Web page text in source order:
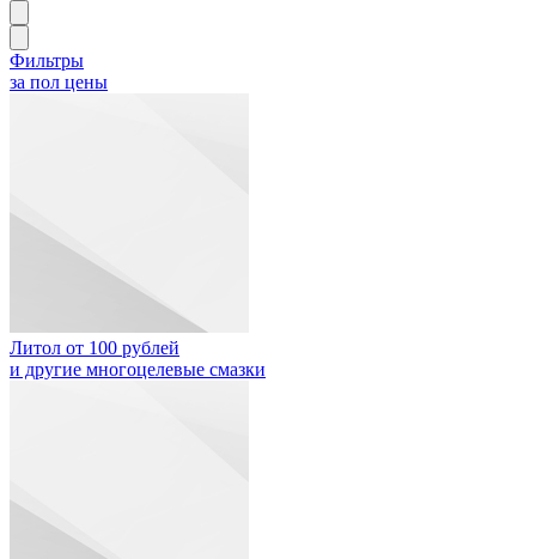
Фильтры
за пол цены
Литол от 100 рублей
и другие многоцелевые смазки